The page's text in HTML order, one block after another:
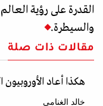
القدرة على رؤية
والسيطرة.
مقالات ذات صلة
هكذا أعاد
خالد الغنامي